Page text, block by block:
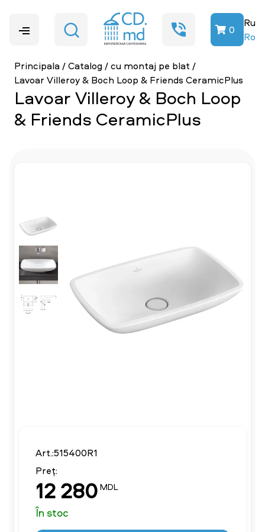
0
Ru
Ro
Principala/Catalog/cu montaj pe blat /
Lavoar Villeroy & Boch Loop & Friends CeramicPlus
Lavoar Villeroy & Boch Loop
& Friends CeramicPlus
Art.:515400R1
Preț:
12 280 MDL
În stoc